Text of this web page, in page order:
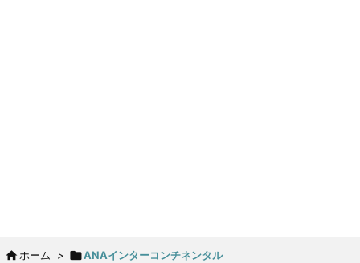
 ホーム > ANAインターコンチネンタル